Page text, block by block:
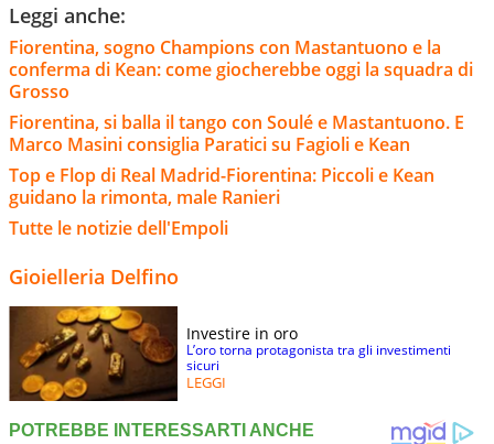
Leggi anche:
Fiorentina, sogno Champions con Mastantuono e la
conferma di Kean: come giocherebbe oggi la squadra di
Grosso
Fiorentina, si balla il tango con Soulé e Mastantuono. E
Marco Masini consiglia Paratici su Fagioli e Kean
Top e Flop di Real Madrid-Fiorentina: Piccoli e Kean
guidano la rimonta, male Ranieri
Tutte le notizie dell'Empoli
Gioielleria Delfino
Investire in oro
L’oro torna protagonista tra gli investimenti
sicuri
LEGGI